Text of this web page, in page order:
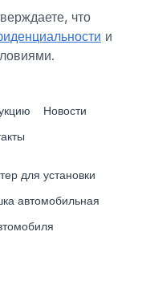
что
и
Новости
для установки
автомобильная